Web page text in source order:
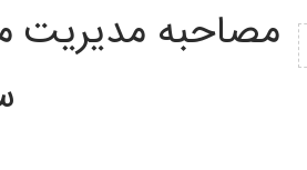
مصاحبه مدیریت